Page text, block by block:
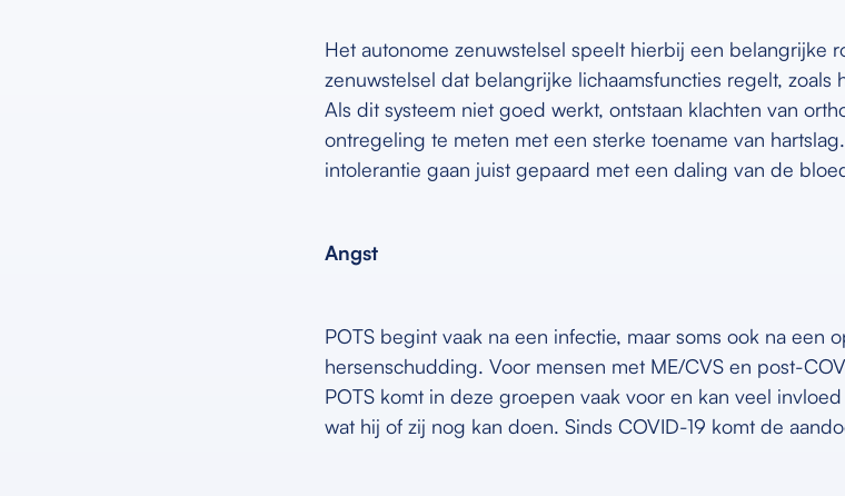
Het autonome zenuwstelsel speelt hierbij een belangrijke
zenuwstelsel dat belangrijke lichaamsfuncties regelt,
Als dit systeem niet goed werkt, ontstaan klachten van
ontregeling te meten met een sterke toename van
intolerantie gaan juist gepaard met een daling van de
Angst
POTS begint vaak na een infectie, maar soms ook na een
hersenschudding. Voor mensen met ME/CVS en post-
POTS komt in deze groepen vaak voor en kan veel
wat hij of zij nog kan doen. Sinds COVID-19 komt de